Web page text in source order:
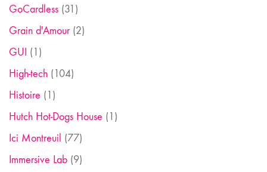
GoCardless (31)
Grain d'Amour(2)
GUI (1)
High-tech (104)
Histoire (1)
Hutch Hot-Dogs House (1)
Ici Montreuil (77)
Immersive Lab (9)